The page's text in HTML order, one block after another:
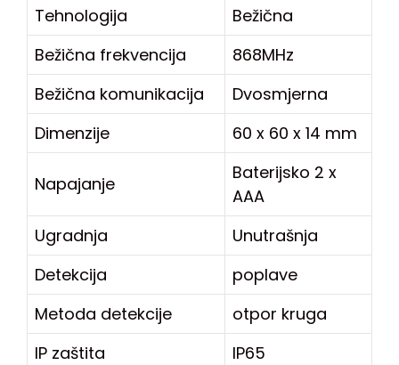
Tehnologija
Bežična
Bežična frekvencija
868MHz
Bežična komunikacija
Dvosmjerna
Dimenzije
60 x 60 x 14 mm
Napajanje
Baterijsko 2 x
AAA
Ugradnja
Unutrašnja
Detekcija
poplave
Metoda detekcije
otpor kruga
IP zaštita
IP65